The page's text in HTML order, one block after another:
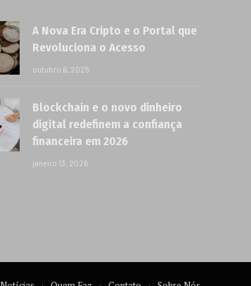
A Nova Era Cripto e o Portal que
Revoluciona o Acesso
outubro 6, 2025
Blockchain e o novo dinheiro
digital redefinem a confiança
financeira em 2026
janeiro 13, 2026